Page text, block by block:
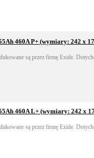
460A P+ (wymiary: 242 x
są przez firmę Exide.
460A L+ (wymiary: 242 x
są przez firmę Exide.